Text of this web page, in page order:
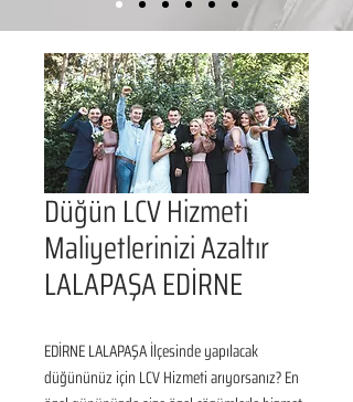
Düğün LCV Hizmeti
Maliyetlerinizi Azaltır
LALAPAŞA EDİRNE
EDİRNE LALAPAŞA İlçesinde yapılacak
düğününüz için LCV Hizmeti arıyorsanız? En